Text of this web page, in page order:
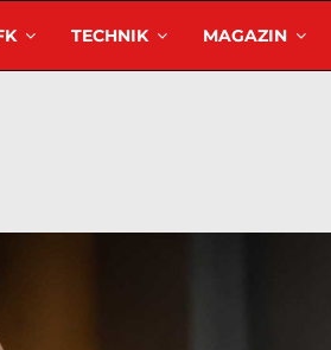
TECHNIK MAGAZIN